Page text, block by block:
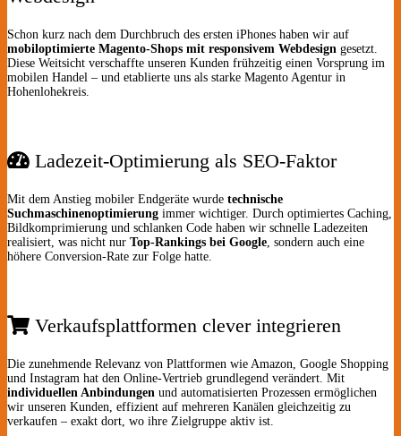
Schon kurz nach dem Durchbruch des ersten iPhones haben wir auf
mobiloptimierte Magento-Shops mit responsivem Webdesign gesetzt.
Diese Weitsicht verschaffte unseren Kunden frühzeitig einen Vorsprung im
mobilen Handel – und etablierte uns als starke Magento Agentur in
Hohenlohekreis.
Ladezeit-Optimierung als SEO-Faktor
Mit dem Anstieg mobiler Endgeräte wurde technische
Suchmaschinenoptimierung immer wichtiger. Durch optimiertes Caching,
Bildkomprimierung und schlanken Code haben wir schnelle Ladezeiten
realisiert, was nicht nur Top-Rankings bei Google , sondern auch eine
höhere Conversion-Rate zur Folge hatte.
Verkaufsplattformen clever integrieren
Die zunehmende Relevanz von Plattformen wie Amazon, Google Shopping
und Instagram hat den Online-Vertrieb grundlegend verändert. Mit
individuellen Anbindungen und automatisierten Prozessen ermöglichen
wir unseren Kunden, effizient auf mehreren Kanälen gleichzeitig zu
verkaufen – exakt dort, wo ihre Zielgruppe aktiv ist.